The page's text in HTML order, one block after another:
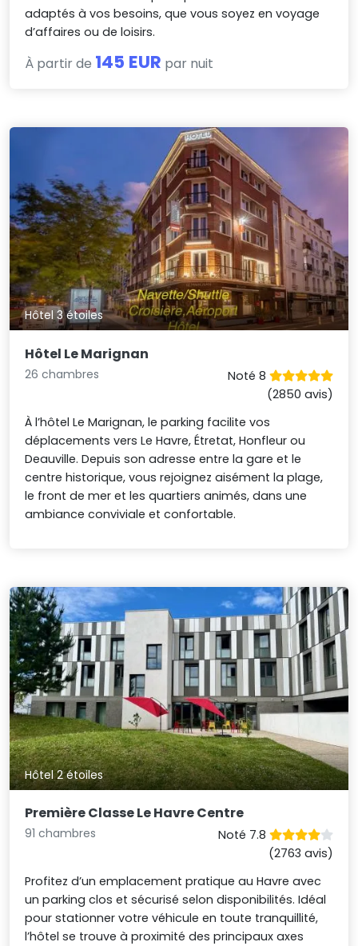
adaptés à vos besoins, que vous soyez en voyage
d’affaires ou de loisirs.
À partir de 145 EUR par nuit
Hôtel 3 étoiles
Hôtel Le Marignan
26 chambres
Noté 8
(2850 avis)
À l’hôtel Le Marignan, le parking facilite vos
déplacements vers Le Havre, Étretat, Honfleur ou
Deauville. Depuis son adresse entre la gare et le
centre historique, vous rejoignez aisément la plage,
le front de mer et les quartiers animés, dans une
ambiance conviviale et confortable.
Hôtel 2 étoiles
Première Classe Le Havre Centre
91 chambres
Noté 7.8
(2763 avis)
Profitez d’un emplacement pratique au Havre avec
un parking clos et sécurisé selon disponibilités. Idéal
pour stationner votre véhicule en toute tranquillité,
l’hôtel se trouve à proximité des principaux axes